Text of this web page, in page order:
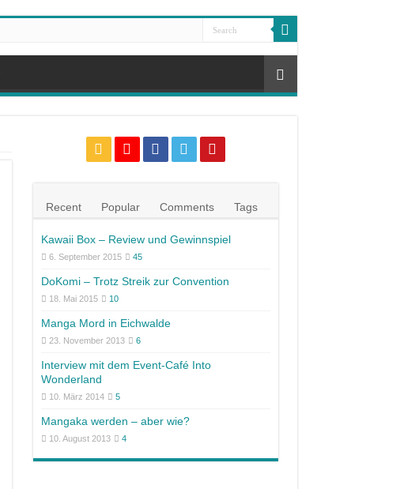
Recent Popular Comments Tags
Kawaii Box – Review und Gewinnspiel
6. September 2015 45
DoKomi – Trotz Streik zur Convention
18. Mai 2015 10
Manga Mord in Eichwalde
23. November 2013 6
Interview mit dem Event-Café Into
Wonderland
10. März 2014 5
Mangaka werden – aber wie?
10. August 2013 4